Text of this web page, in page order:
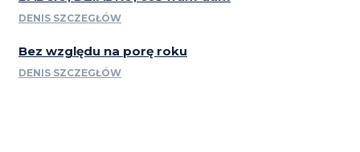
DENIS SZCZEGŁÓW
Bez względu na porę roku
DENIS SZCZEGŁÓW